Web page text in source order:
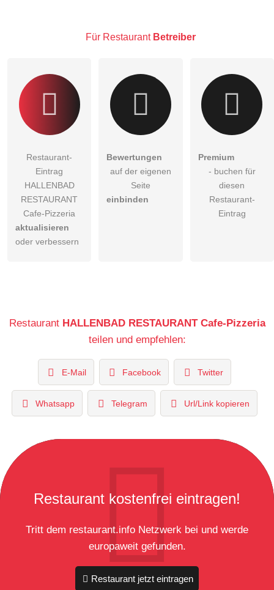
Für Restaurant Betreiber
Restaurant-
Eintrag
HALLENBAD
RESTAURANT
Cafe-Pizzeria
aktualisieren
oder verbessern
Bewertungen
auf der eigenen
Seite
einbinden
Premium
- buchen für
diesen
Restaurant-
Eintrag
Restaurant HALLENBAD RESTAURANT Cafe-Pizzeria
teilen und empfehlen:
E-Mail Facebook Twitter
Whatsapp Telegram Url/Link kopieren
Restaurant kostenfrei eintragen!
Tritt dem restaurant.info Netzwerk bei und werde
europaweit gefunden.
Restaurant jetzt eintragen